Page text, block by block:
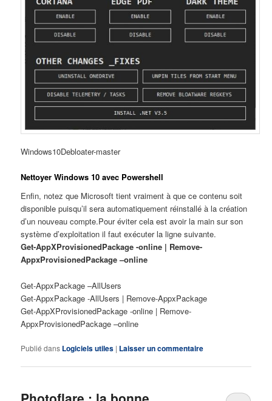
Windows10Debloater-master
Nettoyer Windows 10 avec Powershell
Enfin, notez que Microsoft tient vraiment à que ce contenu soit
disponible puisqu’il sera automatiquement réinstallé à la création
d’un nouveau compte.Pour éviter cela est avoir la main sur son
système d’exploitation il faut exécuter la ligne suivante.
Get-AppXProvisionedPackage -online | Remove-
AppxProvisionedPackage –online
Get-AppxPackage –AllUsers
Get-AppxPackage -AllUsers | Remove-AppxPackage
Get-AppXProvisionedPackage -online | Remove-
AppxProvisionedPackage –online
Publié dans Logiciels utiles | Laisser un commentaire